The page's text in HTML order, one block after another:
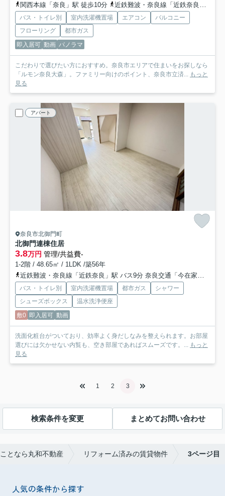
関西本線「奈良」駅 徒歩10分
近鉄難波・奈良線「近鉄奈良」駅 徒歩13分
バス・トイレ別 室内洗濯機置場 エアコン
バルコニー
フローリング
都市ガス
即入居可 動画 パノラマ
こだわりで選びたい方におすすめ。奈良市エリアで住まいをお探しなら
「ルモン奈良大森」。ファミリー向けのポイント、奈良市立済...
もっと
見る
アパート
奈良市北御門町
北御門連棟住居
3.8万円 管理/共益費-
1-2階 / 48.65㎡ / 1LDK /築56年
近鉄難波・奈良線「近鉄奈良」駅 バス9分 奈良交通「今在家（奈良県）」 停歩2分
バス・トイレ別 室内洗濯機置場 都市ガス
シャワー
シューズボックス
温水洗浄便座
敷0 即入居可 動画
洗面化粧台がついており、効率よく身だしなみを整えられます。お部屋
選びには欠かせない内覧も、空き部屋であればスムーズです。...
もっと
見る
1 2 3
検索条件を変更 まとめてお問い合わせ
となら丸和不動産 リフォーム済みの賃貸物件 3ページ目
人気の条件から探す